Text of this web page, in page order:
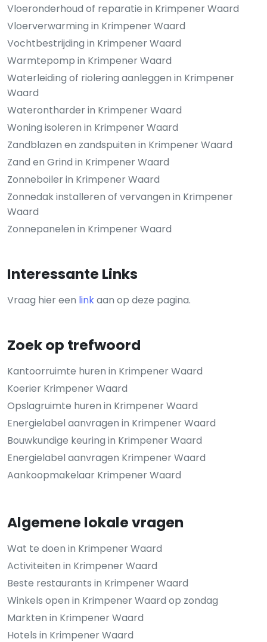
Vloeronderhoud of reparatie in Krimpener Waard
Vloerverwarming in Krimpener Waard
Vochtbestrijding in Krimpener Waard
Warmtepomp in Krimpener Waard
Waterleiding of riolering aanleggen in Krimpener
Waard
Waterontharder in Krimpener Waard
Woning isoleren in Krimpener Waard
Zandblazen en zandspuiten in Krimpener Waard
Zand en Grind in Krimpener Waard
Zonneboiler in Krimpener Waard
Zonnedak installeren of vervangen in Krimpener
Waard
Zonnepanelen in Krimpener Waard
Interessante Links
Vraag hier een linkaan op deze pagina.
Zoek op trefwoord
Kantoorruimte huren in Krimpener Waard
Koerier Krimpener Waard
Opslagruimte huren in Krimpener Waard
Energielabel aanvragen in Krimpener Waard
Bouwkundige keuring in Krimpener Waard
Energielabel aanvragen Krimpener Waard
Aankoopmakelaar Krimpener Waard
Algemene lokale vragen
Wat te doen in Krimpener Waard
Activiteiten in Krimpener Waard
Beste restaurants in Krimpener Waard
Winkels open in Krimpener Waard op zondag
Markten in Krimpener Waard
Hotels in Krimpener Waard